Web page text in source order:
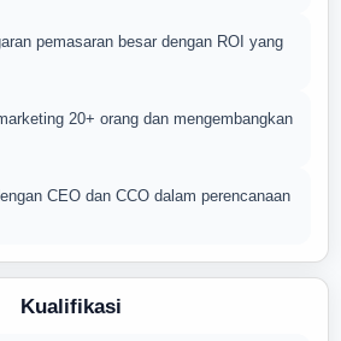
pemasaran besar dengan ROI yang
20+ orang dan mengembangkan
CEO dan CCO dalam perencanaan
Kualifikasi